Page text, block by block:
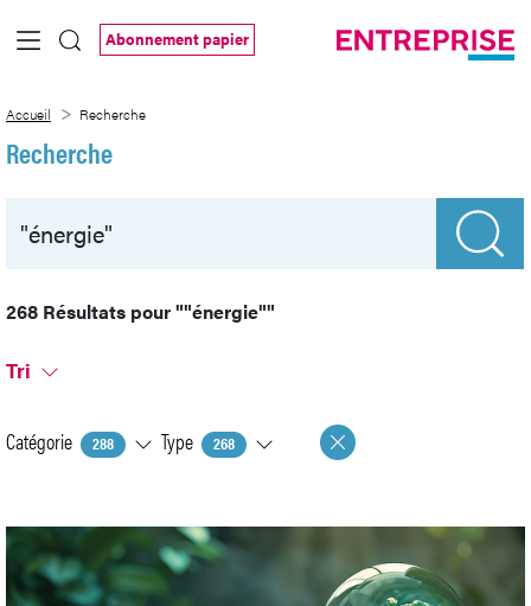
Saut au contenu principal
Abonnement papier
Accueil Recherche
Recherche
268 Résultats pour""énergie""
Tri
Catégorie 288 Type 268